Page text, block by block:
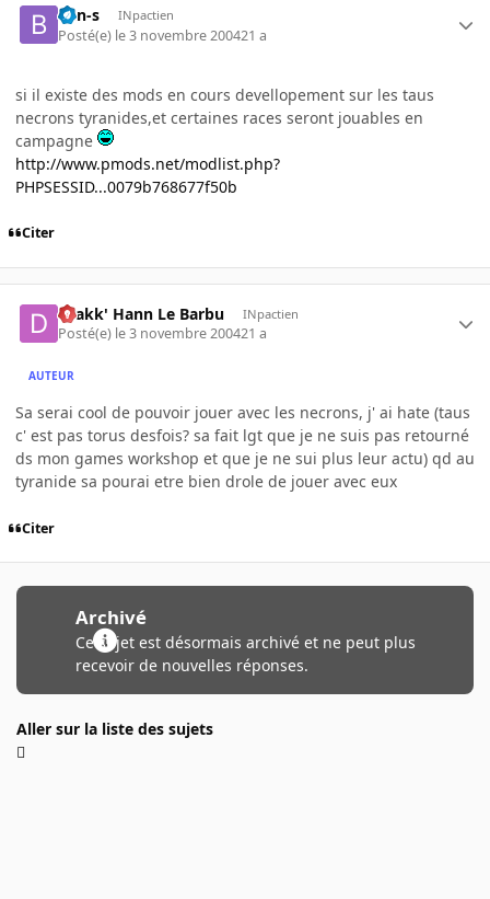
ben-s INpactien
Posté(e) le 3 novembre 200421 a
si il existe des mods en cours devellopement sur les taus
necrons tyranides,et certaines races seront jouables en
campagne
http://www.pmods.net/modlist.php?
PHPSESSID...0079b768677f50b
Citer
Drakk' Hann Le Barbu INpactien
Posté(e) le 3 novembre 200421 a
AUTEUR
Sa serai cool de pouvoir jouer avec les necrons, j' ai hate (taus
c' est pas torus desfois? sa fait lgt que je ne suis pas retourné
ds mon games workshop et que je ne sui plus leur actu) qd au
tyranide sa pourai etre bien drole de jouer avec eux
Citer
Archivé
Ce sujet est désormais archivé et ne peut plus
recevoir de nouvelles réponses.
Aller sur la liste des sujets